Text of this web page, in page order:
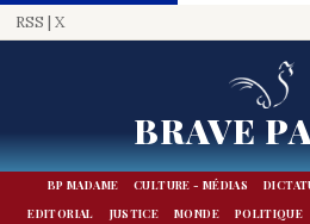
RSS | X
BRAVE
BP MADAME CULTURE - MÉDIAS
EDITORIAL
JUSTICE MONDE POLITIQUE